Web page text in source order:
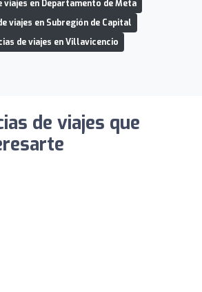
viajes en Departamento de Meta
viajes en Subregión de Capital
de viajes en Villavicencio
de viajes que